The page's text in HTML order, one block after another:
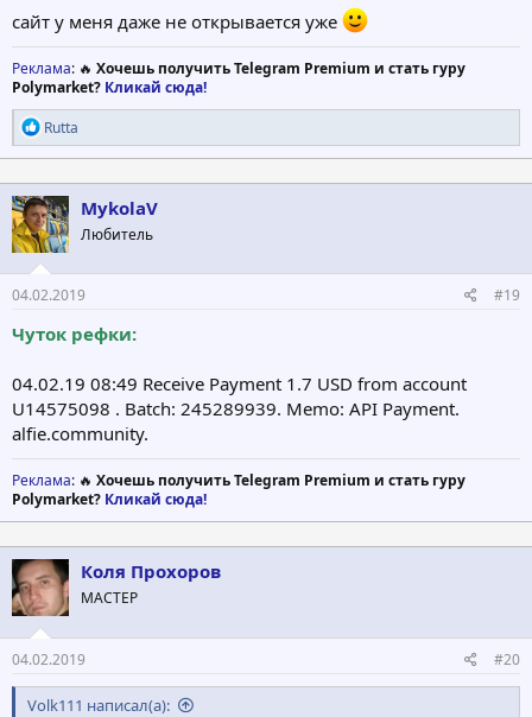
сайт у меня даже не открывается уже
Реклама: 🔥 Хочешь получить Telegram Premium и стать гуру
Polymarket? Кликай сюда!
Р
е
а
к
ц
и
и
:
Rutta
MykolaV
Любитель
04.02.2019 #19
Чуток рефки:
04.02.19 08:49 Receive Payment 1.7 USD from account
U14575098 . Batch: 245289939. Memo: API Payment.
alfie.community.
Реклама: 🔥 Хочешь получить Telegram Premium и стать гуру
Polymarket? Кликай сюда!
Коля Прохоров
МАСТЕР
04.02.2019 #20
Volk111 написал(а):